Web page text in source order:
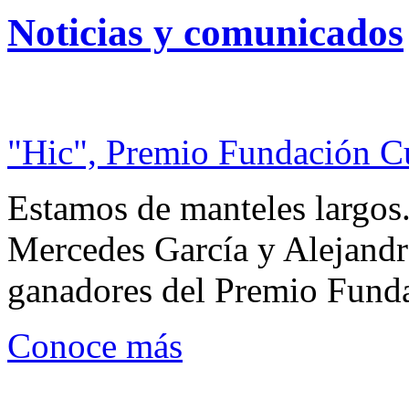
Noticias y comunicados
"Hic", Premio Fundación
Estamos de manteles
Mercedes García y
ganadores del Premio
Conoce más